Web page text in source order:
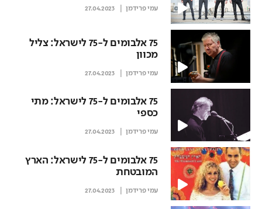
עמי פרידמן 27.04.2023
75 אלבומים ל-75 לישראל: צליל
מכוון
עמי פרידמן 27.04.2023
75 אלבומים ל-75 לישראל: מתי
כספי
עמי פרידמן 27.04.2023
75 אלבומים ל-75 לישראל: הארץ
המובטחת
עמי פרידמן 27.04.2023